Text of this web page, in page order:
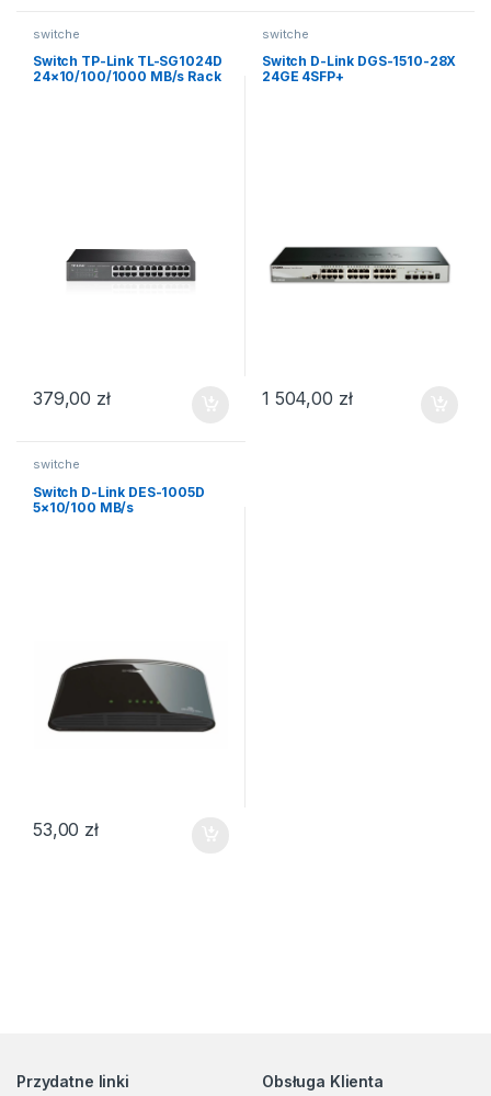
switche
Switch TP-Link TL-SG1024D
24×10/100/1000 MB/s Rack
379,00 zł
switche
Switch D-Link DGS-1510-28X
24GE 4SFP+
1 504,00 zł
switche
Switch D-Link DES-1005D
5×10/100 MB/s
53,00 zł
Przydatne linki Obsługa Klienta